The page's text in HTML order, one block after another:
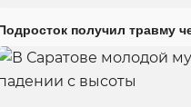
получил травму